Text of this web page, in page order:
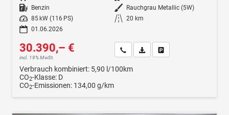
Kraftstoff Benzin Außenfarbe Rauchgrau Metallic (5W)
Leistung
85 kW (116 PS) Kilometerstand 20 km
01.06.2026
30.390,– €
incl. 19% MwSt.
Wir rufen Sie anFahrzeugexposé (PDF)
Verbrauch kombiniert: 5,90 l/100km
CO2-Klasse: D
CO2-Emissionen: 134,00 g/km